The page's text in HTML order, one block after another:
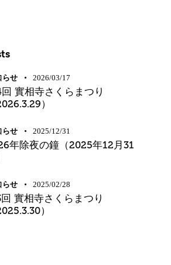
らせ 2026/03/17
實相寺さくらまつり
）
らせ 2025/12/31
年除夜の鐘（2025年12月31
らせ 2025/02/28
實相寺さくらまつり
）